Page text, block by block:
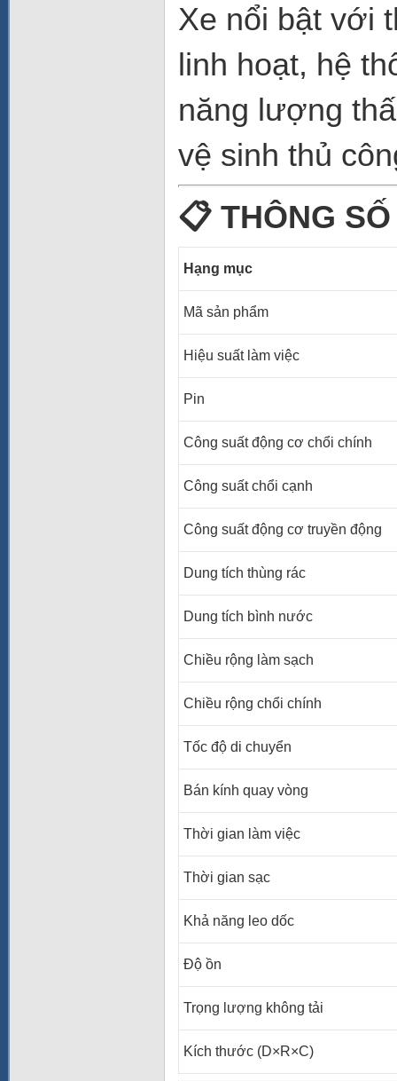
Xe nổi bật với
linh hoạt, hệ
năng lượng
vệ sinh thủ
📋 THÔNG
Hạng mục
Mã sản phẩm
Hiệu suất làm việc
Pin
Công suất động cơ chổi chính
Công suất chổi cạnh
Công suất động cơ truyền động
Dung tích thùng rác
Dung tích bình nước
Chiều rộng làm sạch
Chiều rộng chổi chính
Tốc độ di chuyển
Bán kính quay vòng
Thời gian làm việc
Thời gian sạc
Khả năng leo dốc
Độ ồn
Trọng lượng không tải
Kích thước (D×R×C)